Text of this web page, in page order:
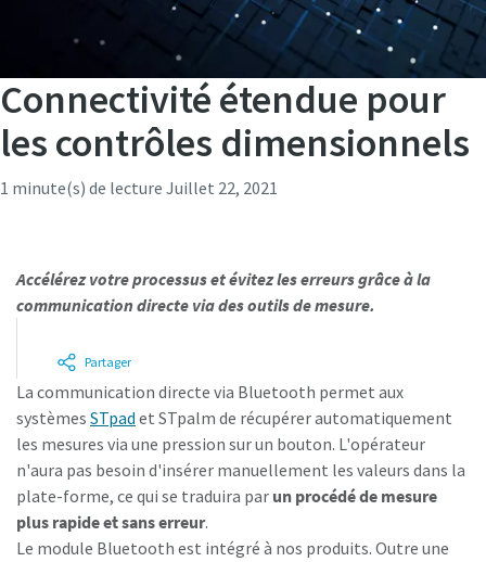
C'est le moment d'étalonner ?
Connectivité étendue pour
les contrôles dimensionnels
1 minute(s) de lecture Juillet 22, 2021
Accélérez votre processus et évitez les erreurs grâce à la
communication directe via des outils de mesure.
Partager
La communication directe via Bluetooth permet aux
systèmes STpad et STpalm de récupérer automatiquement
les mesures via une pression sur un bouton. L'opérateur
n'aura pas besoin d'insérer manuellement les valeurs dans la
plate-forme, ce qui se traduira par un procédé de mesure
plus rapide et sans erreur.
Le module Bluetooth est intégré à nos produits. Outre une